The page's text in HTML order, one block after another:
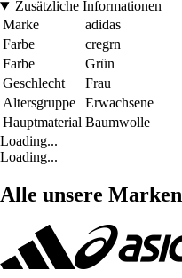
Zusätzliche Informationen
Marke
adidas
Farbe
cregrn
Farbe
Grün
Geschlecht
Frau
Altersgruppe
Erwachsene
Hauptmaterial Baumwolle
Loading...
Loading...
Alle unsere Marken